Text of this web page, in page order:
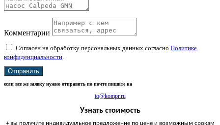
Комментарии
Согласен на обработку персональных данных согласно Политике
конфиденциальности.
Отправить
если все же заявку нужно отправить по почте пишите на
to@kompr.ru
Узнать стоимость
+ вы получите индивидуальное предложение по цене и возможным срокам